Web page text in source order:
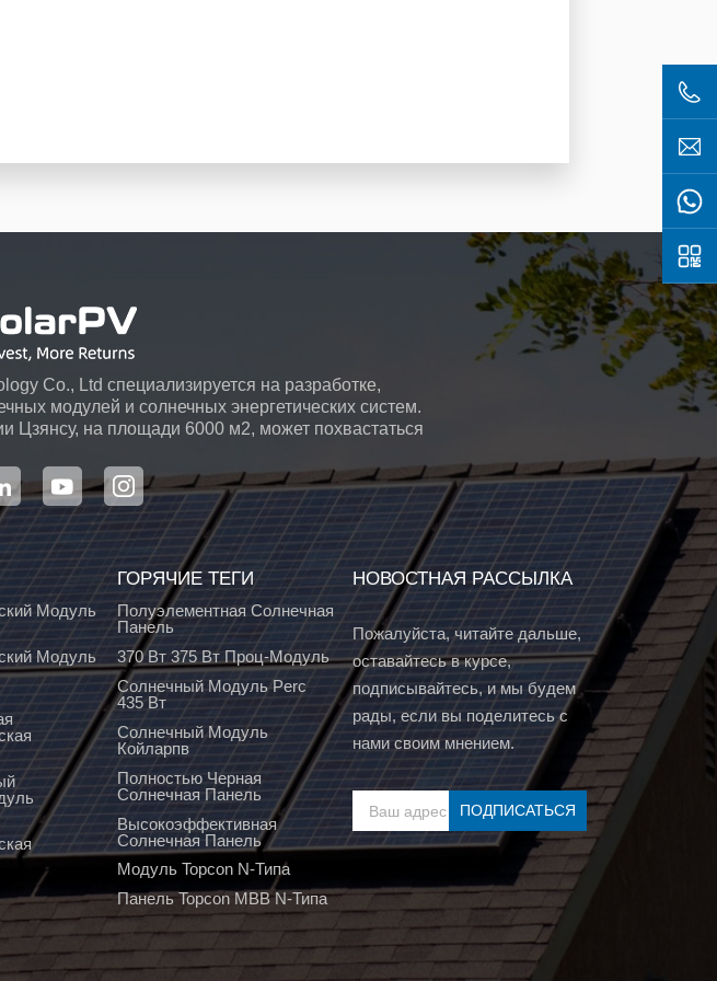
Co., Ltd специализируется на разработке,
модулей и солнечных энергетических систем.
Цзянсу, на площади 6000 м2, может похвастаться
Модуль
Модуль
ГОРЯЧИЕ ТЕГИ
Полуэлементная Солнечная
Панель
370 Вт 375 Вт Проц-Модуль
Солнечный Модуль Perc
435 Вт
Солнечный Модуль
Койларпв
Полностью Черная
Солнечная Панель
Высокоэффективная
Солнечная Панель
Модуль Topcon N-Типа
Панель Topcon MBB N-Типа
НОВОСТНАЯ РАССЫЛКА
Пожалуйста, читайте дальше,
оставайтесь в курсе,
подписывайтесь, и мы будем
рады, если вы поделитесь с
нами своим мнением.